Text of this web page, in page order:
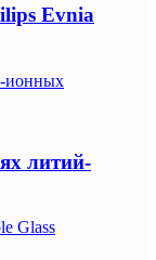
Evnia
ионных
литий-
Glass